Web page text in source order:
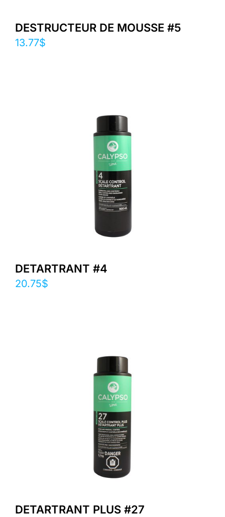
DESTRUCTEUR DE MOUSSE #5
13.77$
DETARTRANT #4
20.75$
DETARTRANT PLUS #27